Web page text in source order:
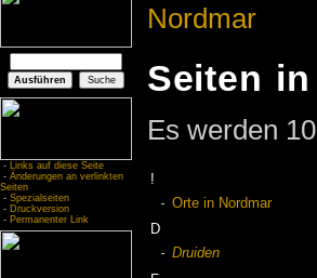
- Links auf diese Seite
- Änderungen an verlinkten
Seiten
- Spezialseiten
- Druckversion
- Permanenter Link
Nordmar
Seiten
Es werden
!
Orte in Nordmar
D
Druiden